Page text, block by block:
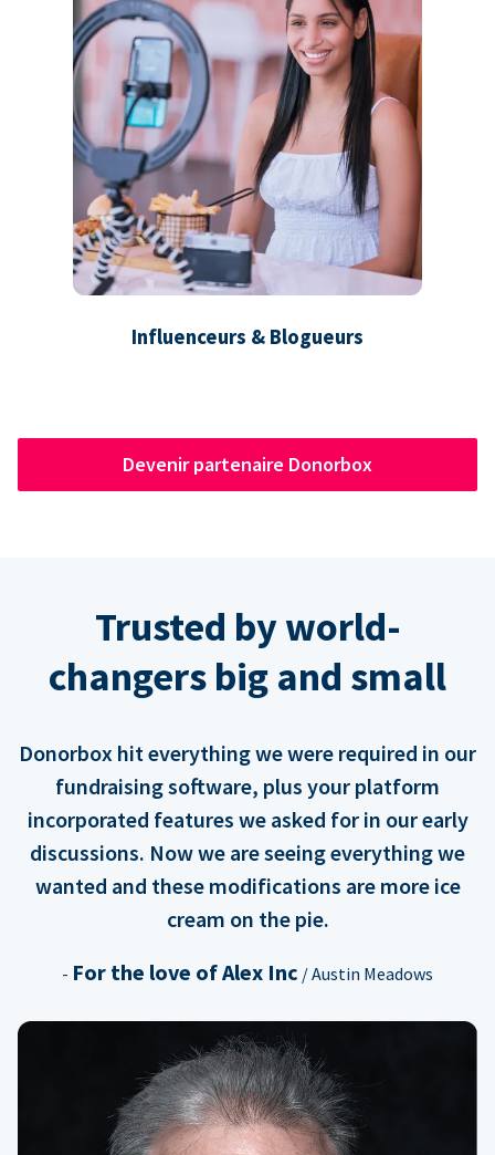
Influenceurs & Blogueurs
Devenir partenaire Donorbox
Trusted by world-
changers big and small
Donorbox hit everything we were required in our
fundraising software, plus your platform
incorporated features we asked for in our early
discussions. Now we are seeing everything we
wanted and these modifications are more ice
cream on the pie.
- For the love of Alex Inc / Austin Meadows